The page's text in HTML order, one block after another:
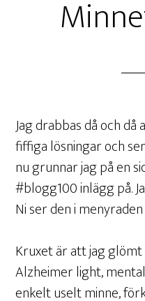
Jag drabbas då och
fiffiga lösningar och
nu grunnar jag på en
#blogg100 inlägg på.
Ni ser den i
Kruxet är att jag
Alzheimer light,
enkelt uselt minne,